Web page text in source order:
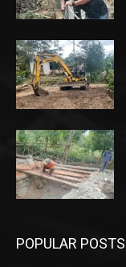
POPULAR POSTS